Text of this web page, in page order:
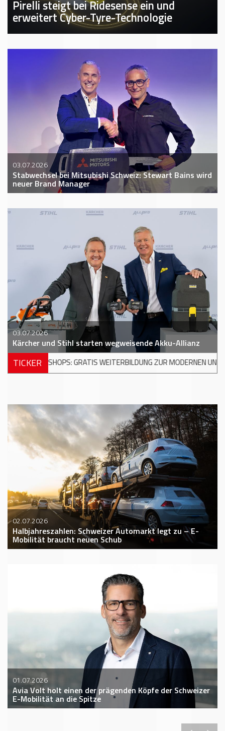
Pirelli steigt bei Ridesense ein und
erweitert Cyber-Tyre-Technologie
03.07.2026
Stabwechsel bei Mitsubishi Schweiz: Stewart Bains wird
neuer Brand Manager
03.07.2026
Kärcher und Stihl starten wegweisende Akku-Allianz
TICKER
WEITERBILDUNG ZUR MODERNEN UNFALLREPARATUR +++
02.07.2026
Halbjahreszahlen: Schweizer Automarkt legt zu – E-
Mobilität braucht neuen Schub
01.07.2026
Avia Volt holt einen der prägenden Köpfe der Schweizer
E-Mobilität an die Spitze